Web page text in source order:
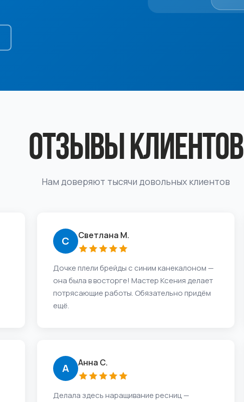
ОТЗЫВЫ КЛИЕНТОВ
Нам доверяют тысячи довольных клиентов
С Светлана М.
Дочке плели брейды с синим канекалоном —
она была в восторге! Мастер Ксения делает
потрясающие работы. Обязательно придём
ещё.
А Анна С.
Делала здесь наращивание ресниц —